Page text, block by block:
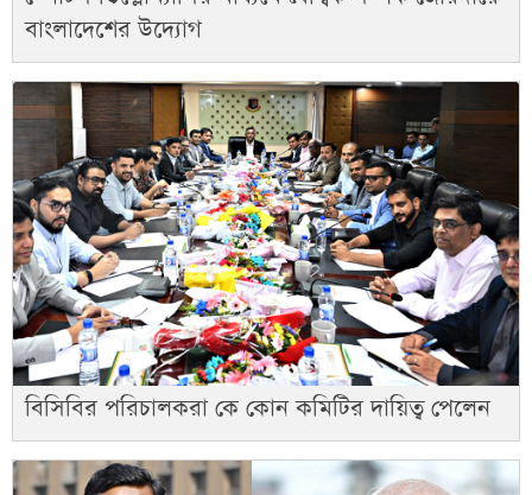
বাংলাদেশের উদ্যোগ
বিসিবির পরিচালকরা কে কোন কমিটির দায়িত্ব পেলেন